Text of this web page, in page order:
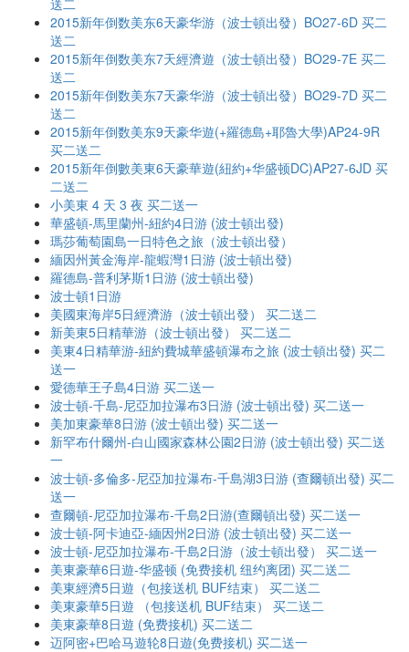
送二
2015新年倒数美东6天豪华游（波士頓出發）BO27-6D 买二
送二
2015新年倒数美东7天經濟遊（波士頓出發）BO29-7E 买二
送二
2015新年倒数美东7天豪华游（波士頓出發）BO29-7D 买二
送二
2015新年倒数美东9天豪华遊(+羅德島+耶魯大學)AP24-9R
买二送二
2015新年倒數美東6天豪華遊(紐約+华盛顿DC)AP27-6JD 买
二送二
小美東 4 天 3 夜 买二送一
華盛頓-馬里蘭州-紐約4日游 (波士頓出發)
瑪莎葡萄園島一日特色之旅（波士頓出發）
緬因州黃金海岸-龍蝦灣1日游 (波士頓出發)
羅德島-普利茅斯1日游 (波士頓出發)
波士頓1日游
美國東海岸5日經濟游（波士頓出發） 买二送二
新美東5日精華游（波士頓出發） 买二送二
美東4日精華游-紐約費城華盛頓瀑布之旅 (波士頓出發) 买二
送一
愛德華王子島4日游 买二送一
波士頓-千島-尼亞加拉瀑布3日游 (波士頓出發) 买二送一
美加東豪華8日游 (波士頓出發) 买二送一
新罕布什爾州-白山國家森林公園2日游 (波士頓出發) 买二送
一
波士頓-多倫多-尼亞加拉瀑布-千島湖3日游 (查爾頓出發) 买二
送一
查爾頓-尼亞加拉瀑布-千島2日游(查爾頓出發) 买二送一
波士頓-阿卡迪亞-緬因州2日游 (波士頓出發) 买二送一
波士頓-尼亞加拉瀑布-千島2日游（波士頓出發） 买二送一
美東豪華6日遊-华盛顿 (免费接机 纽约离团) 买二送二
美東經濟5日遊（包接送机 BUF结束） 买二送二
美東豪華5日遊 （包接送机 BUF结束） 买二送二
美東豪華8日遊 (免费接机) 买二送二
迈阿密+巴哈马遊轮8日遊(免费接机) 买二送一